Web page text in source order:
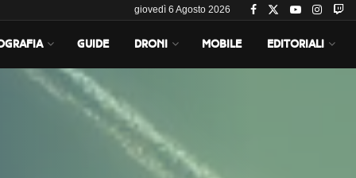
giovedì 6 Agosto 2026
GUIDE DRONI MOBILE EDITORIALI